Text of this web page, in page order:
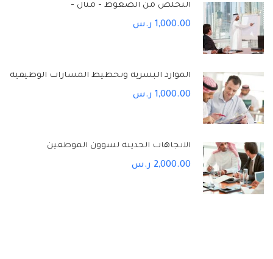
التخلص من الضغوط – مثال –
1,000.00 ر.س
الموارد البشرية وتخطيط المسارات الوظيفية
1,000.00 ر.س
الاتجاهات الحديثة لشؤون الموظفين
2,000.00 ر.س